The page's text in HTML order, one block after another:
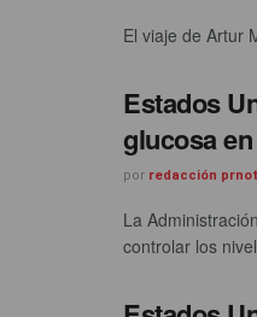
El viaje de Artur
Estados
glucosa
por redacción
La
controlar los